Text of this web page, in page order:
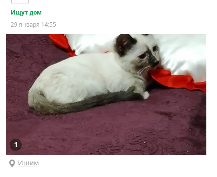
Ищут дом
29 января 14:55
1
Ишим